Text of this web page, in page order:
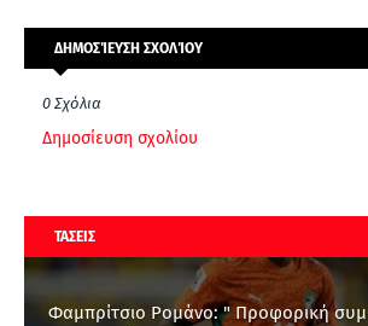
ΔΗΜΟΣΊΕΥΣΗ ΣΧΟΛΊΟΥ
0 Σχόλια
Δημοσίευση σχολίου
ΤΑΣΕΙΣ
Φαμπρίτσιο Ρομάνο: " Προφορική